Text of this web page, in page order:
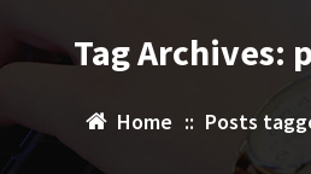
Tag Archives:
Home :: Posts